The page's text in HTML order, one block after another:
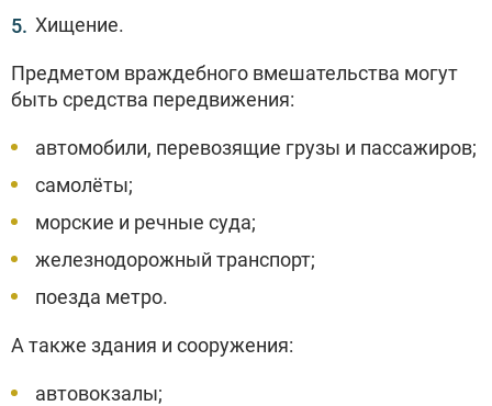
Хищение.
Предметом враждебного вмешательства могут
быть средства передвижения:
автомобили, перевозящие грузы и пассажиров;
самолёты;
морские и речные суда;
железнодорожный транспорт;
поезда метро.
А также здания и сооружения:
автовокзалы;